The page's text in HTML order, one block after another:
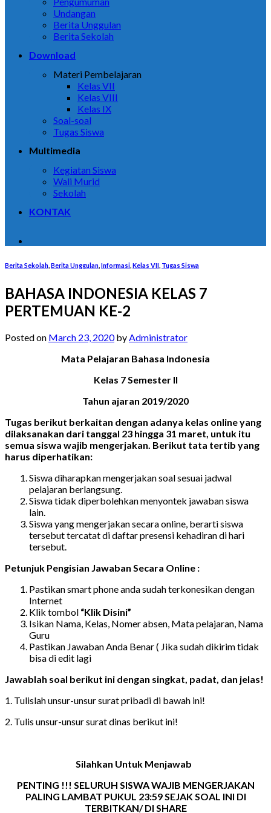
Undangan
Berita Unggulan
Berita Sekolah
Download
Materi Pembelajaran
Kelas VII
Kelas VIII
Kelas IX
Soal-soal
Tugas Siswa
Multimedia
Kegiatan Siswa
Wali Murid
Sekolah
KONTAK
Berita Sekolah Berita Unggulan Informasi Kelas VII Tugas Siswa
BAHASA INDONESIA KELAS 7
PERTEMUAN KE-2
Posted on March 23, 2020byAdministrator
Mata Pelajaran Bahasa Indonesia
Kelas 7 Semester II
Tahun ajaran 2019/2020
Tugas berikut berkaitan dengan adanya kelas online yang
dilaksanakan dari tanggal 23 hingga 31 maret, untuk itu
semua siswa wajib mengerjakan. Berikut tata tertib yang
harus diperhatikan:
Siswa diharapkan mengerjakan soal sesuai jadwal
pelajaran berlangsung.
Siswa tidak diperbolehkan menyontek jawaban siswa
lain.
Siswa yang mengerjakan secara online, berarti siswa
tersebut tercatat di daftar presensi kehadiran di hari
tersebut.
Petunjuk Pengisian Jawaban Secara Online :
Pastikan smart phone anda sudah terkonesikan dengan
Internet
Klik tombol “Klik Disini”
Isikan Nama, Kelas, Nomer absen, Mata pelajaran, Nama
Guru
Pastikan Jawaban Anda Benar ( Jika sudah dikirim tidak
bisa di edit lagi
Jawablah soal berikut ini dengan singkat, padat, dan jelas!
1. Tulislah unsur-unsur surat pribadi di bawah ini!
2. Tulis unsur-unsur surat dinas berikut ini!
Silahkan Untuk Menjawab
PENTING !!! SELURUH SISWA WAJIB MENGERJAKAN
PALING LAMBAT PUKUL 23:59 SEJAK SOAL INI DI
TERBITKAN/ DI SHARE